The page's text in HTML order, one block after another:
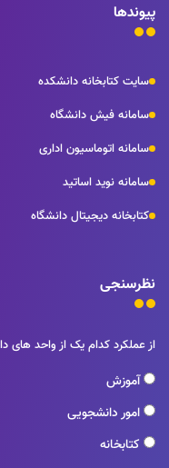
پیوندها
سایت کتابخانه دانشکده
سامانه فیش دانشگاه
سامانه اتوماسیون اداری
سامانه نوید اساتید
کتابخانه دیجیتال دانشگاه
نظرسنجی
از عملکرد کدام یک از واحد های
آموزش
امور دانشجویی
کتابخانه